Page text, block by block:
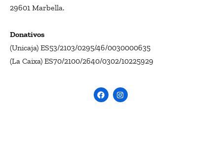
29601 Marbella.
Donativos
(Unicaja) ES53/2103/0295/46/0030000635
(La Caixa) ES70/2100/2640/0302/10225929